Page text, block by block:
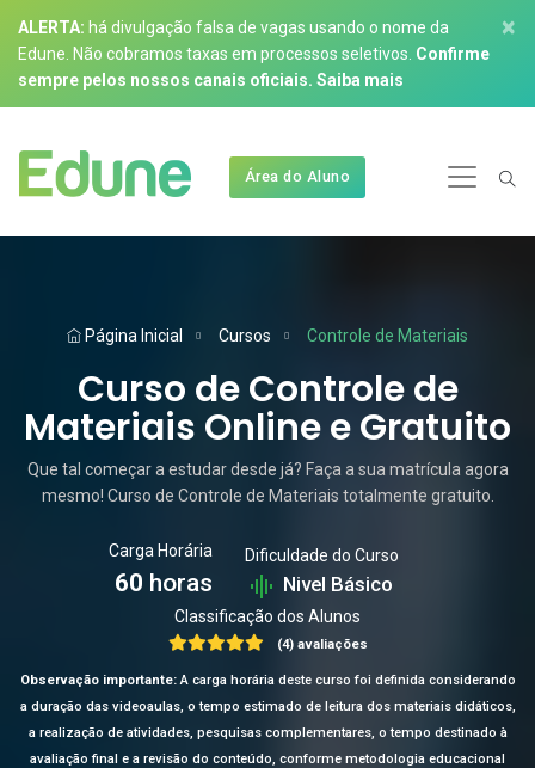
ALERTA: há divulgação falsa de vagas usando o nome da
Edune. Não cobramos taxas em processos seletivos. Confirme
sempre pelos nossos canais oficiais. Saiba mais
×
Área do Aluno
Página Inicial Cursos Controle de Materiais
Curso de Controle de
Materiais Online e Gratuito
Que tal começar a estudar desde já? Faça a sua matrícula agora
mesmo! Curso de Controle de Materiais totalmente gratuito.
Carga Horária
60 horas
Dificuldade do Curso
Nivel Básico
Classificação dos Alunos
(4) avaliações
Observação importante:A carga horária deste curso foi definida considerando
a duração das videoaulas, o tempo estimado de leitura dos materiais didáticos,
a realização de atividades, pesquisas complementares, o tempo destinado à
avaliação final e a revisão do conteúdo, conforme metodologia educacional